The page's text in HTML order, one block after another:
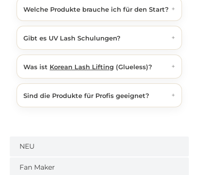
Welche Produkte brauche ich für den Start? +
Gibt es UV Lash Schulungen? +
Was ist Korean Lash Lifting (Glueless)? +
Sind die Produkte für Profis geeignet? +
NEU
Fan Maker